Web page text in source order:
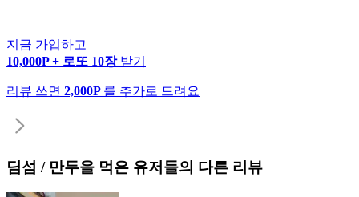
지금 가입하고
10,000P + 로또 10장 받기
리뷰 쓰면 2,000P 를 추가로 드려요
딤섬 / 만두을 먹은 유저들의 다른 리뷰